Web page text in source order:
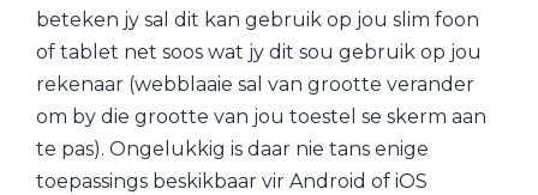
beteken jy sal dit kan gebruik op jou slim foon
of tablet net soos wat jy dit sou gebruik op jou
rekenaar (webblaaie sal van grootte verander
om by die grootte van jou toestel se skerm aan
te pas). Ongelukkig is daar nie tans enige
toepassings beskikbaar vir Android of iOS